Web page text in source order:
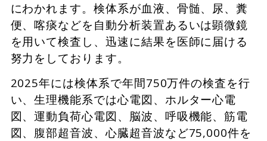
にわかれます。検体系が血液、骨髄、尿、糞
便、喀痰などを自動分析装置あるいは顕微鏡
を用いて検査し、迅速に結果を医師に届ける
努力をしております。
2025年には検体系で年間750万件の検査を行
い、生理機能系では心電図、ホルター心電
図、運動負荷心電図、脳波、呼吸機能、筋電
図、腹部超音波、心臓超音波など75,000件を